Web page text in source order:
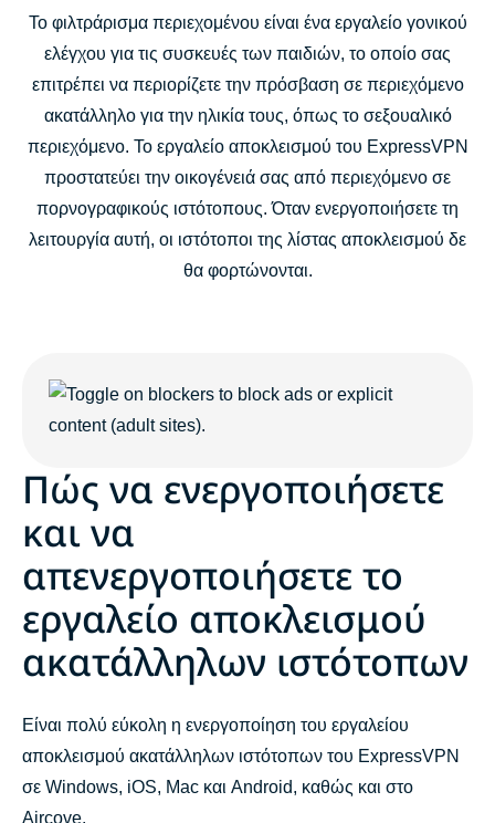
Πώς λειτουργεί το εργαλείο αποκλεισμού ακατάλληλων
ιστότοπων του ExpressVPN;
Συχνές ερωτήσεις
Το φιλτράρισμα περιεχομένου είναι ένα εργαλείο γονικού
ελέγχου για τις συσκευές των παιδιών, το οποίο σας
επιτρέπει να περιορίζετε την πρόσβαση σε περιεχόμενο
ακατάλληλο για την ηλικία τους, όπως το σεξουαλικό
περιεχόμενο. Το εργαλείο αποκλεισμού του ExpressVPN
προστατεύει την οικογένειά σας από περιεχόμενο σε
πορνογραφικούς ιστότοπους. Όταν ενεργοποιήσετε τη
λειτουργία αυτή, οι ιστότοποι της λίστας αποκλεισμού δε
θα φορτώνονται.
Πώς να ενεργοποιήσετε
και να
απενεργοποιήσετε το
εργαλείο αποκλεισμού
ακατάλληλων ιστότοπων
Είναι πολύ εύκολη η ενεργοποίηση του εργαλείου
αποκλεισμού ακατάλληλων ιστότοπων του ExpressVPN
σε Windows, iOS, Mac και Android, καθώς και στο
Aircove.